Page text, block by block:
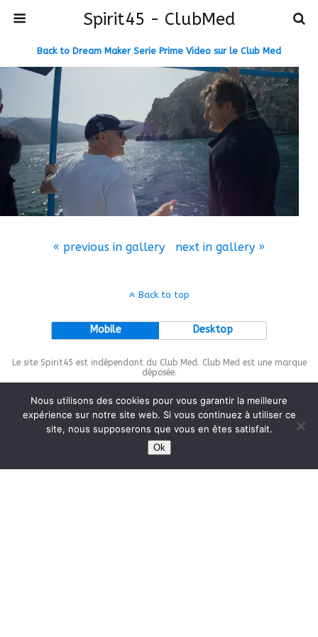
Spirit45 - ClubMed
Back to Dream Maker Serie Prime Video sur le Club Med
« previous in gallery next in gallery »
Back to top
Mobile Desktop
Le site Spirit45 est indépendant du Club Med. Club Med est une marque
déposée.
This site is protected by
Nous utilisons des cookies pour vous garantir la meilleure
expérience sur notre site web. Si vous continuez à utiliser ce
site, nous supposerons que vous en êtes satisfait.
Ok